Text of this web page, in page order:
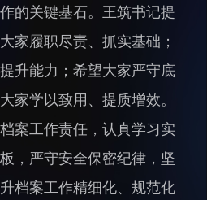
党群工作处
监督审计处
支撑平台处
产业发展中心
的关键基石。王筑书记提
家履职尽责、抓实基础；
升能力；希望大家严守底
家学以致用、提质增效。
案工作责任，认真学习实
，严守安全保密纪律，坚
档案工作精细化、规范化